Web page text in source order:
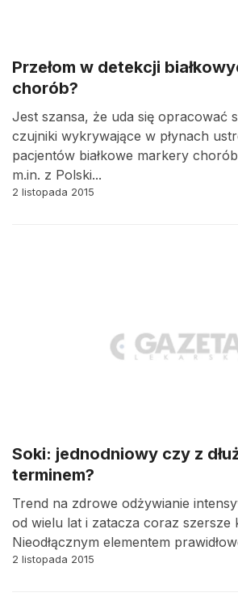
Przełom w detekcji
chorób?
Jest szansa, że uda się opracować
czujniki wykrywające w płynach
pacjentów białkowe markery
m.in. z Polski...
2 listopada 2015
Soki: jednodniowy czy z
terminem?
Trend na zdrowe odżywianie
od wielu lat i zatacza coraz szersze
Nieodłącznym elementem
2 listopada 2015